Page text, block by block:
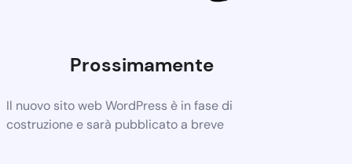
Prossimamente
Il nuovo sito web WordPress è in fase di
costruzione e sarà pubblicato a breve